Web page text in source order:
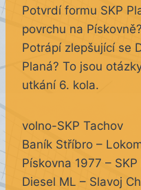
Potvrdí formu SKP
povrchu na Pískovně?
Potrápí zlepšující se
Planá? To jsou
utkání 6. kola.
volno-SKP Tachov
Baník Stříbro –
Pískovna 1977 – SKP
Diesel ML – Slavoj